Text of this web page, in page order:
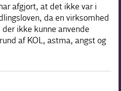
afgjort, at det ikke var i
da en virksomhed
ikke kunne anvende
af KOL, astma, angst og